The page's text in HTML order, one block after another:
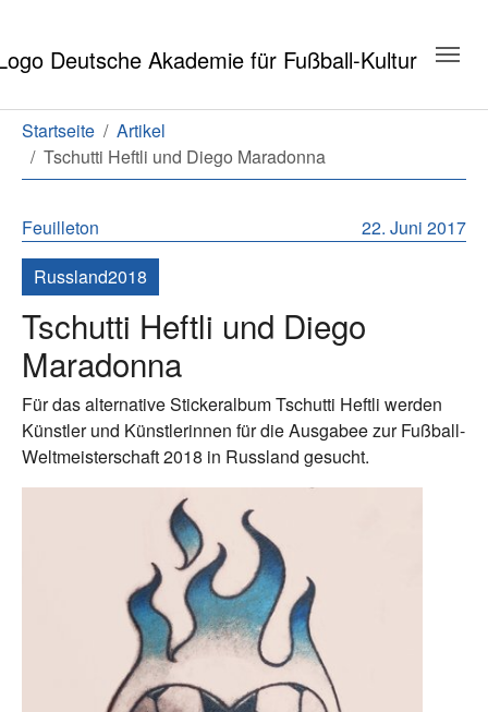
Sie sind hier:
Startseite
Artikel
Tschutti Heftli und Diego Maradonna
22. Juni 2017
Feuilleton
Russland2018
Tschutti Heftli und Diego
Maradonna
Für das alternative Stickeralbum Tschutti Heftli werden
Künstler und Künstlerinnen für die Ausgabee zur Fußball-
Weltmeisterschaft 2018 in Russland gesucht.